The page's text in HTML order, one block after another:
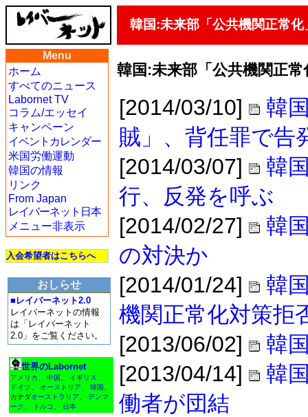
韓国:未来部「公共機関正常
Menu
ホーム
すべてのニュース
Labornet TV
コラム/エッセイ
キャンペーン
イベントカレンダー
米国労働運動
韓国の情報
リンク
From Japan
レイバーネット日本
メニュー非表示
入会希望者はこちらへ
おしらせ
■レイバーネット2.0
レイバーネットの情報
は「レイバーネット
2.0」をご覧ください。
世界のLabornet
アメリカ 中国 イギリス
ドイツ
オーストリア 韓国
カナダオーストラリア
デンマ
ーク
トルコ 日本
韓国:未来部「公共機関正
[2014/03/10]
韓
賊」、背任罪で告
[2014/03/07]
韓
行、反発を呼ぶ
[2014/02/27]
韓
の対決か
[2014/01/24]
韓
機関正常化対策拒
[2013/06/02]
韓
[2013/04/14]
韓
働者が団結